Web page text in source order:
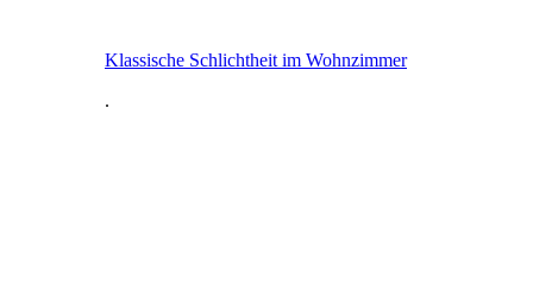
Klassische Schlichtheit im Wohnzimmer
.